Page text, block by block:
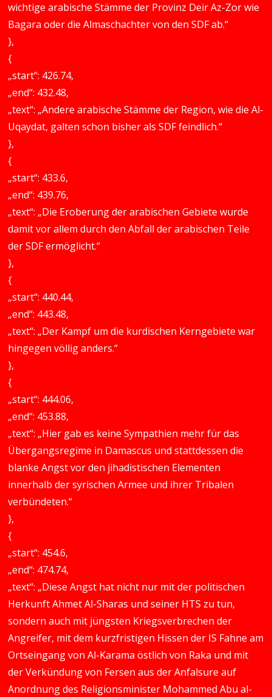
wichtige arabische Stämme der Provinz Deir Az-Zor wie
Bagara oder die Almaschachter von den SDF ab.“
},
{
„start“: 426.74,
„end“: 432.48,
„text“: „Andere arabische Stämme der Region, wie die Al-
Uqaydat, galten schon bisher als SDF feindlich.“
},
{
„start“: 433.6,
„end“: 439.76,
„text“: „Die Eroberung der arabischen Gebiete wurde
damit vor allem durch den Abfall der arabischen Teile
der SDF ermöglicht.“
},
{
„start“: 440.44,
„end“: 443.48,
„text“: „Der Kampf um die kurdischen Kerngebiete war
hingegen völlig anders.“
},
{
„start“: 444.06,
„end“: 453.88,
„text“: „Hier gab es keine Sympathien mehr für das
Übergangsregime in Damascus und stattdessen die
blanke Angst vor den jihadistischen Elementen
innerhalb der syrischen Armee und ihrer Tribalen
verbündeten.“
},
{
„start“: 454.6,
„end“: 474.74,
„text“: „Diese Angst hat nicht nur mit der politischen
Herkunft Ahmet Al-Sharas und seiner HTS zu tun,
sondern auch mit jüngsten Kriegsverbrechen der
Angreifer, mit dem kurzfristigen Hissen der IS Fahne am
Ortseingang von Al-Karama östlich von Raka und mit
der Verkündung von Fersen aus der Anfalsure auf
Anordnung des Religionsminister Mohammed Abu al-